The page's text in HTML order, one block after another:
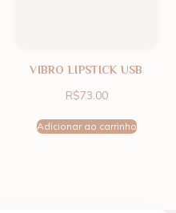
VIBRO LIPSTICK USB
R$73.00
Adicionar ao carrinho